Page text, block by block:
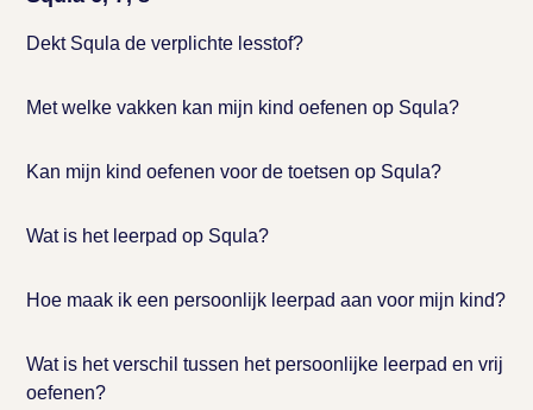
Dekt Squla de verplichte lesstof?
Met welke vakken kan mijn kind oefenen op Squla?
Kan mijn kind oefenen voor de toetsen op Squla?
Wat is het leerpad op Squla?
Hoe maak ik een persoonlijk leerpad aan voor mijn kind?
Wat is het verschil tussen het persoonlijke leerpad en vrij
oefenen?